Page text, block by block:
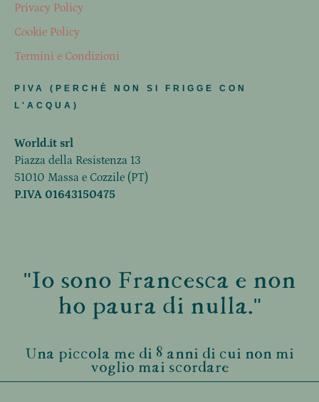
Privacy Policy
Cookie Policy
Termini e Condizioni
PIVA (PERCHÈ NON SI FRIGGE CON
L'ACQUA)
World.it srl
Piazza della Resistenza 13
51010 Massa e Cozzile (PT)
P.IVA 01643150475
"Io sono Francesca e non
ho paura di nulla."
Una piccola me di 8 anni di cui non mi
voglio mai scordare